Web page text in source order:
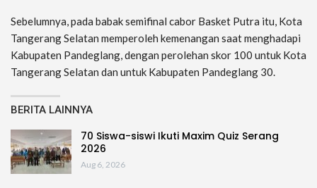
Sebelumnya, pada babak semifinal cabor Basket Putra itu, Kota
Tangerang Selatan memperoleh kemenangan saat menghadapi
Kabupaten Pandeglang, dengan perolehan skor 100 untuk Kota
Tangerang Selatan dan untuk Kabupaten Pandeglang 30.
BERITA LAINNYA
70 Siswa-siswi Ikuti Maxim Quiz Serang
2026
Aug 6, 2026